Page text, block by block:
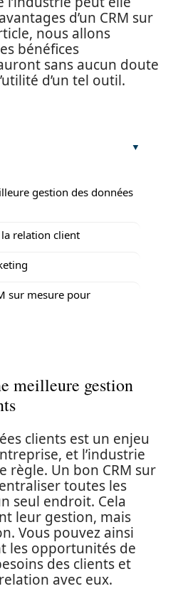
d’un CRM sur
nous allons
bénéfices
sans aucun doute
d’un tel outil.
gestion des données
relation client
sur mesure pour
meilleure gestion
clients est un enjeu
et l’industrie
règle. Un bon CRM sur
toutes les
seul endroit. Cela
leur gestion, mais
Vous pouvez ainsi
les opportunités de
des clients et
avec eux.